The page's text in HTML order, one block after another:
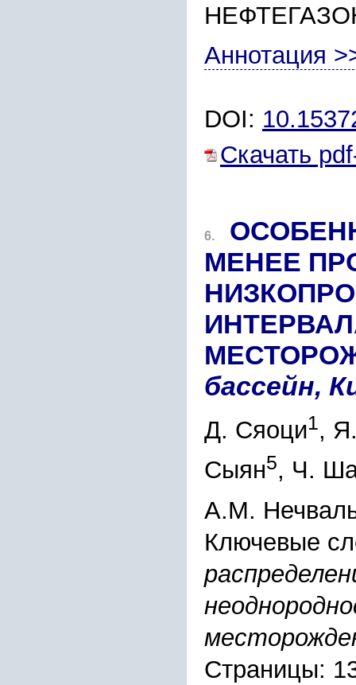
Аннотация
DOI:
Скачать
6.
МЕНЕЕ
бассейн,
Д. Сяоци1,
Сыян5, Ч.
А.М.
Ключевые
Страницы: